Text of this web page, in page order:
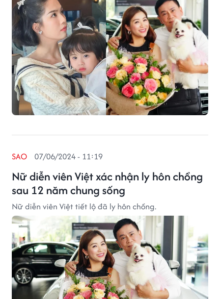
Nữ diễn viên Việt xác nhận ly hôn chồng
sau 12 năm chung sống
SAO 07/06/2024 - 11:19
Nữ diễn viên Việt tiết lộ đã ly hôn chồng.